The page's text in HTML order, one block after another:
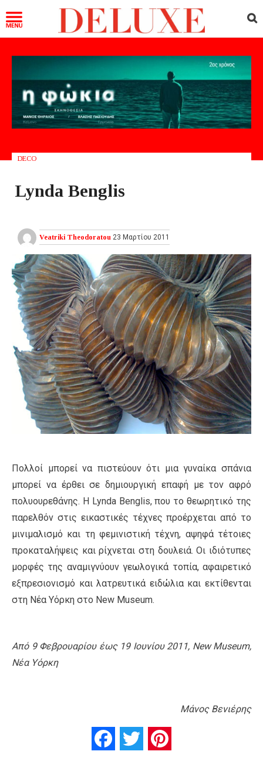
DECO
Lynda Benglis
Veatriki Theodoratou 23 Μαρτίου 2011
Πολλοί μπορεί να πιστεύουν ότι μια γυναίκα σπάνια
μπορεί να έρθει σε δημιουργική επαφή με τον αφρό
πολυουρεθάνης. Η Lynda Benglis, που το θεωρητικό της
παρελθόν στις εικαστικές τέχνες προέρχεται από το
μινιμαλισμό και τη φεμινιστική τέχνη, αψηφά τέτοιες
προκαταλήψεις και ρίχνεται στη δουλειά. Οι ιδιότυπες
μορφές της αναμιγνύουν γεωλογικά τοπία, αφαιρετικό
εξπρεσιονισμό και λατρευτικά ειδώλια και εκτίθενται
στη Νέα Υόρκη στο New Museum.
Από 9 Φεβρουαρίου έως 19 Ιουνίου 2011, New Museum,
Νέα Υόρκη
Mάνος Βενιέρης
FacebookTwitter